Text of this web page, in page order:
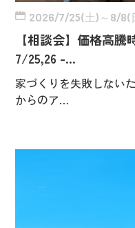
2026/7/25(土)～8/8(
【相談会】価格高
7/25,26 -…
家づくりを失敗しない
からのア…